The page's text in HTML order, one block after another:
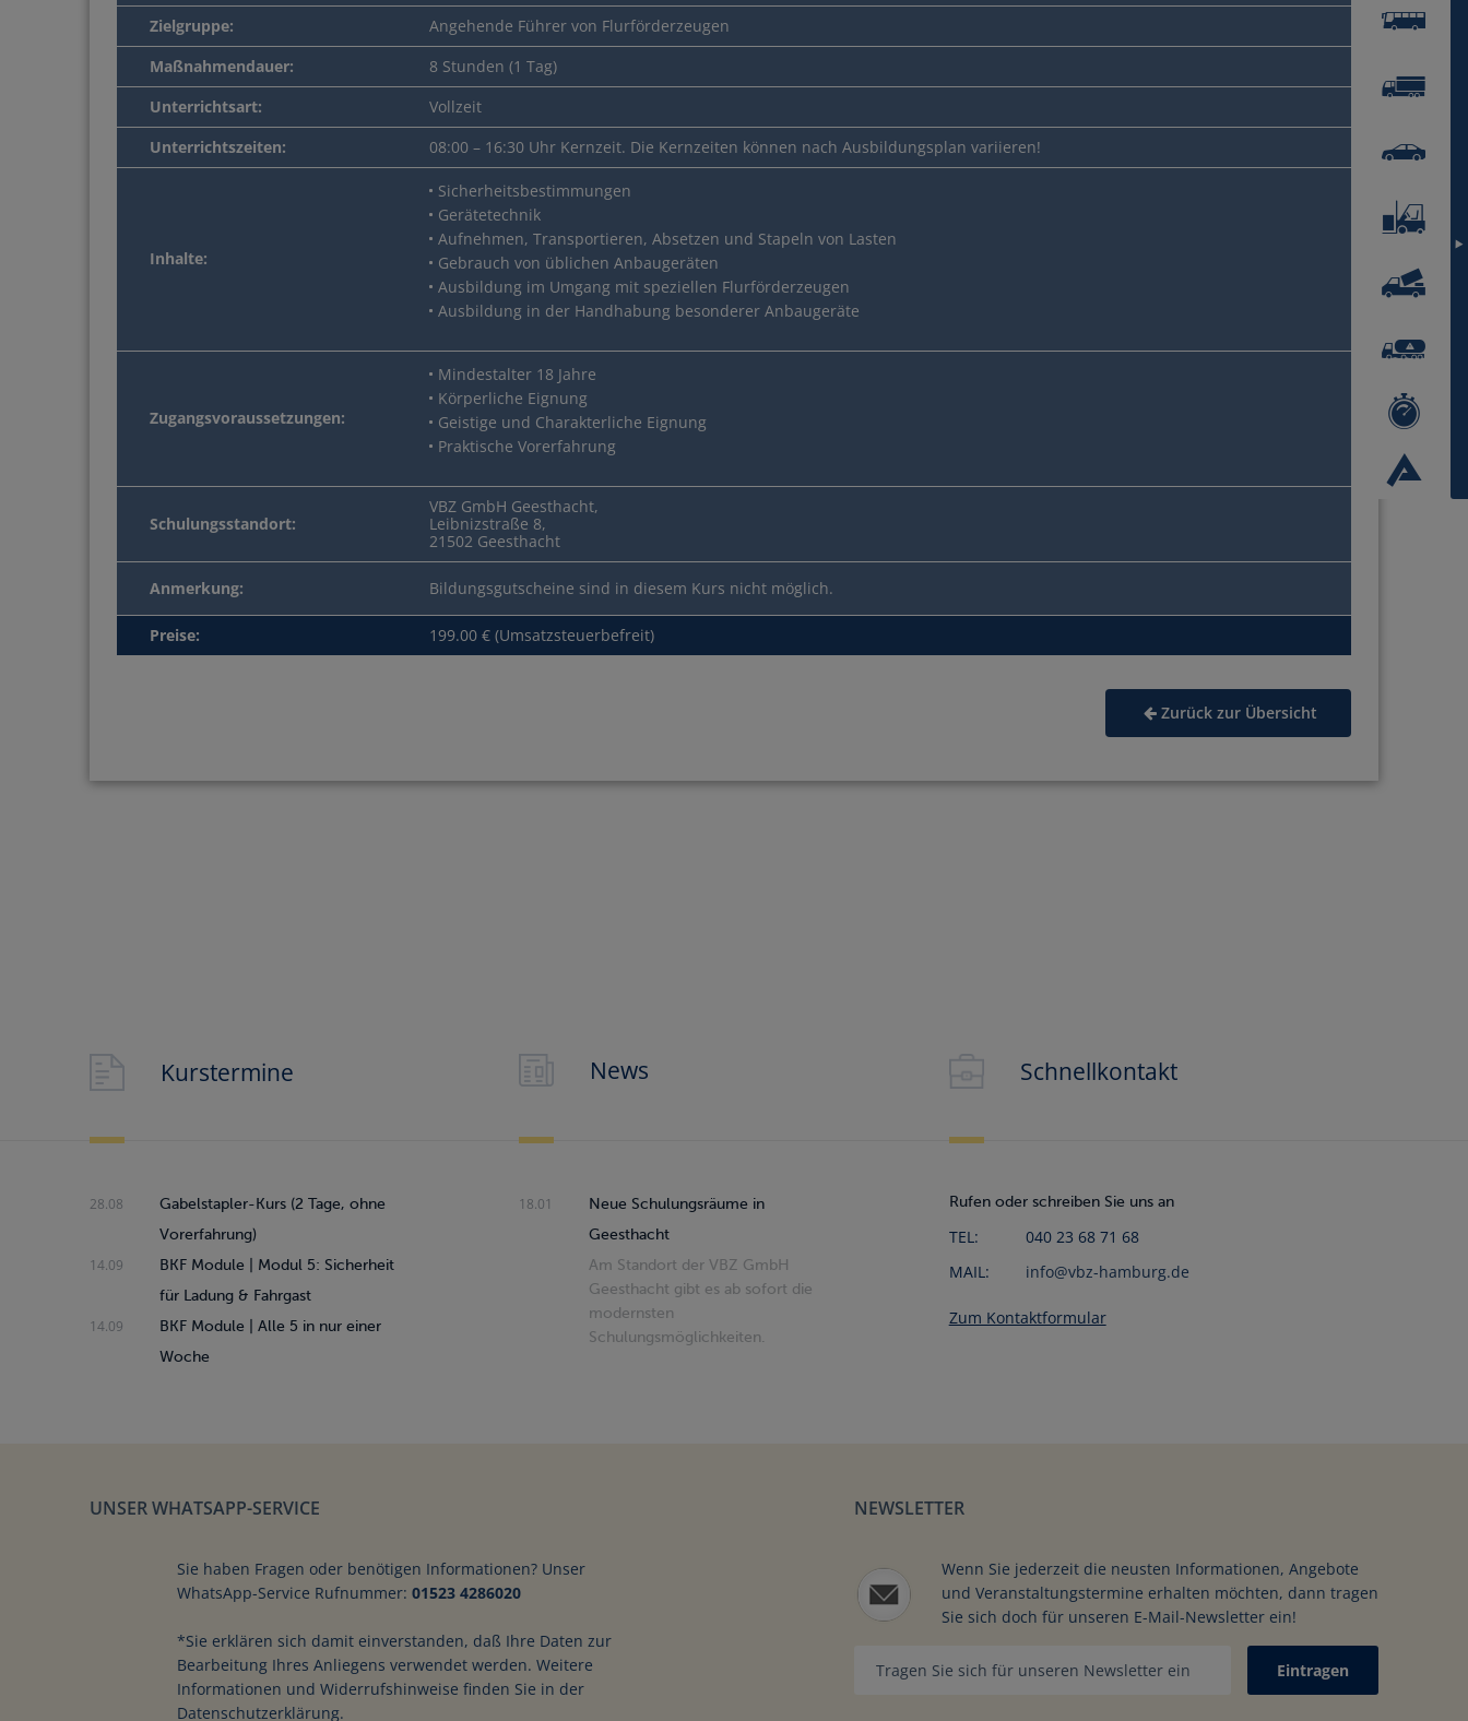
Sie besitzen einen Bildungsgutschein?
Jetzt Bildungsgutschein einlösen
Gabelstapler-Schnellkurs
Baumaschinen richtig führen
MEHR INFOS
Zielgruppe:
Angehende Führer von Flurförderzeugen
Maßnahmendauer:
8 Stunden (1 Tag)
Unterrichtsart:
Vollzeit
Unterrichtszeiten:
08:00 – 16:30 Uhr Kernzeit. Die Kernzeiten können nach Ausbildungsplan variieren!
Inhalte:
Sicherheitsbestimmungen
Gerätetechnik
Aufnehmen, Transportieren, Absetzen und Stapeln von Lasten
Gebrauch von üblichen Anbaugeräten
Ausbildung im Umgang mit speziellen Flurförderzeugen
Ausbildung in der Handhabung besonderer Anbaugeräte
Zugangsvoraussetzungen:
Mindestalter 18 Jahre
Körperliche Eignung
Geistige und Charakterliche Eignung
Praktische Vorerfahrung
Schulungsstandort:
VBZ GmbH Geesthacht,
Leibnizstraße 8,
21502 Geesthacht
Anmerkung: Bildungsgutscheine sind in diesem Kurs nicht möglich.
Preise: 199.00 € (Umsatzsteuerbefreit)
Zurück zur Übersicht
Kurstermine
28.08
Gabelstapler-Kurs (2 Tage, ohne
Vorerfahrung)
14.09
BKF Module | Modul 5: Sicherheit
für Ladung & Fahrgast
14.09
BKF Module | Alle 5 in nur einer
Woche
News
18.01
Neue Schulungsräume in
Geesthacht
Am Standort der VBZ GmbH
Geesthacht gibt es ab sofort die
modernsten
Schulungsmöglichkeiten.
Schnellkontakt
Rufen oder schreiben Sie uns an
TEL:
040 23 68 71 68
MAIL:
info@vbz-hamburg.de
Zum Kontaktformular
UNSER WHATSAPP-SERVICE
Sie haben Fragen oder benötigen Informationen? Unser
WhatsApp-Service Rufnummer: 01523 4286020
*Sie erklären sich damit einverstanden, daß Ihre Daten zur
Bearbeitung Ihres Anliegens verwendet werden. Weitere
Informationen und Widerrufshinweise finden Sie in der
Datenschutzerklärung.
NEWSLETTER
Wenn Sie jederzeit die neusten Informationen, Angebote
und Veranstaltungstermine erhalten möchten, dann tragen
Sie sich doch für unseren E-Mail-Newsletter ein!
Eintragen